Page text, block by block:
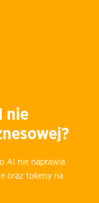
nie
AI nie naprawia
oraz tokeny na